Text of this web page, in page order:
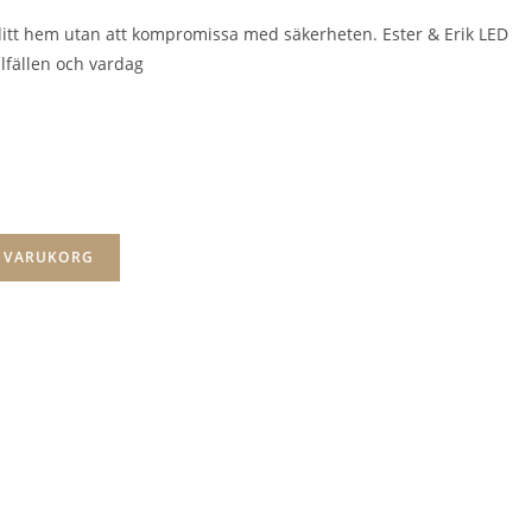
hem utan att kompromissa med säkerheten. Ester & Erik LED
och vardag